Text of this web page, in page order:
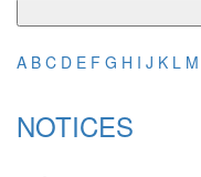
A B C D E F G H I J K L M
NOTICES